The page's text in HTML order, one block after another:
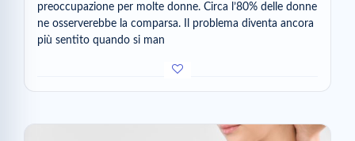
preoccupazione per molte donne. Circa l’80% delle donne
ne osserverebbe la comparsa. Il problema diventa ancora
più sentito quando si man